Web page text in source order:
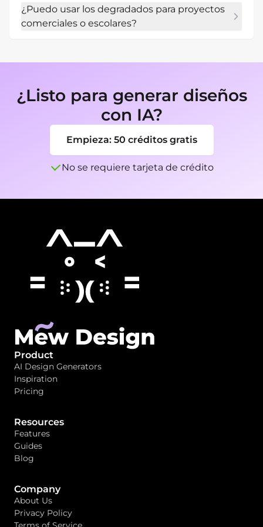
esta página, los ejemplos visuales se centran
en 16:9 porque se adapta a los casos de uso
¿Puedo usar los degradados para proyectos
comerciales o escolares?
precisión antes de publicarlo.
¿Listo para generar diseños
con IA?
Empieza: 50 créditos gratis
No se requiere tarjeta de crédito
Product
AI Design Generators
Inspiration
Pricing
Resources
Features
Guides
Blog
Company
About Us
Privacy Policy